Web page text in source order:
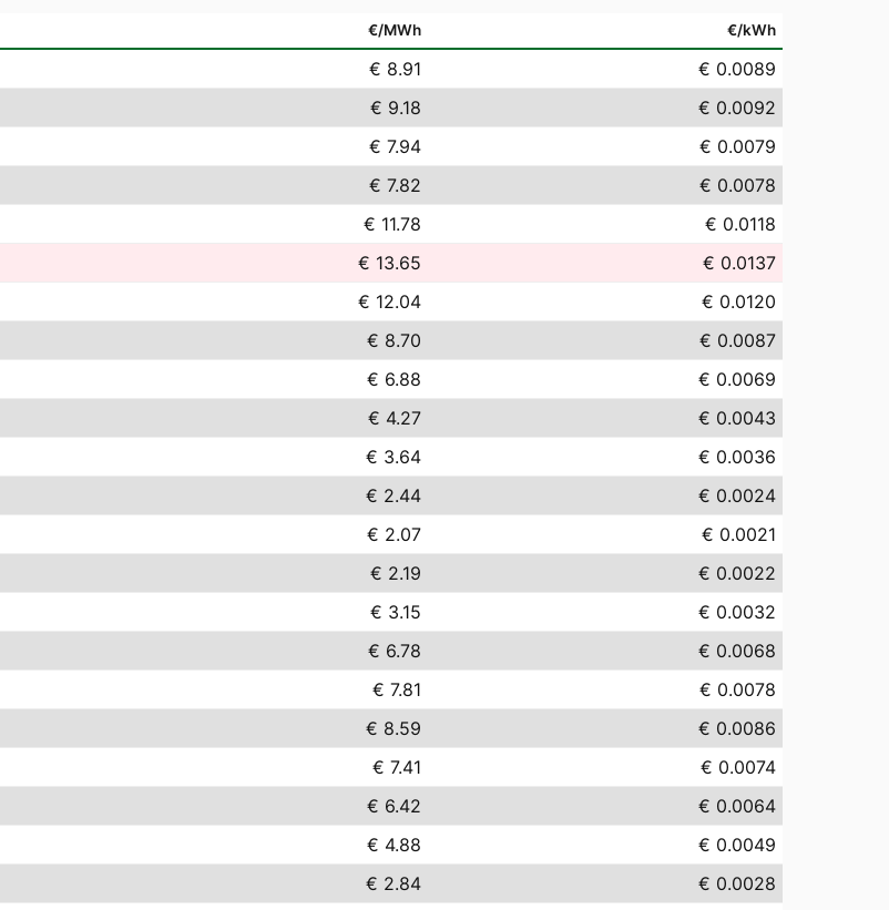
€/MWh €/kWh
€ 8.91
€ 0.0089
€ 9.18
€ 0.0092
€ 7.94
€ 0.0079
€ 7.82
€ 0.0078
€ 11.78
€ 0.0118
€ 13.65
€ 0.0137
€ 12.04
€ 0.0120
€ 8.70
€ 0.0087
€ 6.88
€ 0.0069
€ 4.27
€ 0.0043
€ 3.64
€ 0.0036
€ 2.44
€ 0.0024
€ 2.07
€ 0.0021
€ 2.19
€ 0.0022
€ 3.15
€ 0.0032
€ 6.78
€ 0.0068
€ 7.81
€ 0.0078
€ 8.59
€ 0.0086
€ 7.41
€ 0.0074
€ 6.42
€ 0.0064
€ 4.88
€ 0.0049
€ 2.84
€ 0.0028